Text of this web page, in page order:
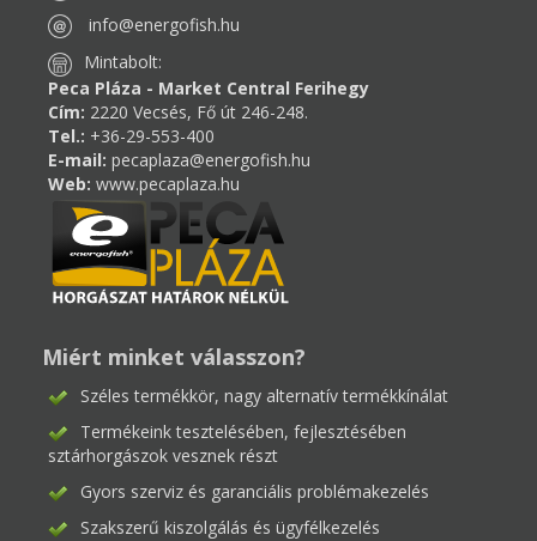
info@energofish.hu
Mintabolt:
Peca Pláza - Market Central Ferihegy
Cím: 2220 Vecsés, Fő út 246-248.
Tel.: +36-29-553-400
E-mail: pecaplaza@energofish.hu
Web: www.pecaplaza.hu
Miért minket válasszon?
Széles termékkör, nagy alternatív termékkínálat
Termékeink tesztelésében, fejlesztésében
sztárhorgászok vesznek részt
Gyors szerviz és garanciális problémakezelés
Szakszerű kiszolgálás és ügyfélkezelés